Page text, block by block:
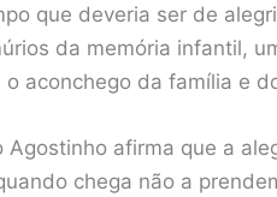
que deveria ser de
da memória infantil,
o aconchego da família e
Agostinho afirma que a
chega não a